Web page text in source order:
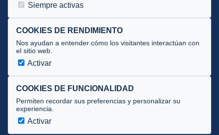
Documentos
Cursos
Circulares oficiales
Convocatorias y Equipaciones
Av. José Atarés 101, semisótano. 50018 Zaragoza
Siempre activas
COOKIES DE RENDIMIENTO
Nos ayudan a entender cómo los visitantes interactúan con
el sitio web.
Activar
COOKIES DE FUNCIONALIDAD
Permiten recordar sus preferencias y personalizar su
experiencia.
Activar